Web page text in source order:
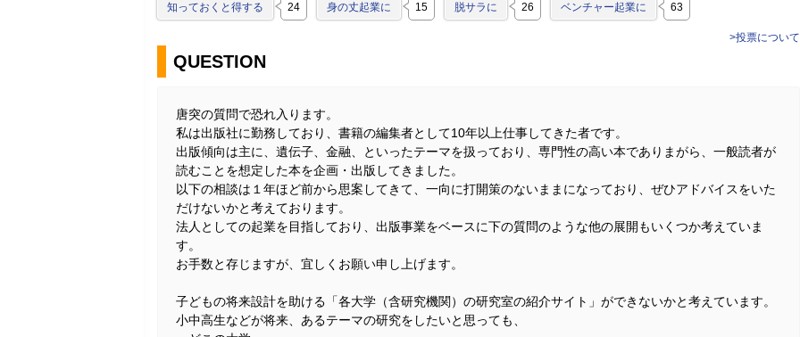
知っておくと得する 24 身の丈起業に 15 脱サラに 26 ベンチャー起業に 63
>投票について
QUESTION
唐突の質問で恐れ入ります。
私は出版社に勤務しており、書籍の編集者として10年以上仕事してきた者です。
出版傾向は主に、遺伝子、金融、といったテーマを扱っており、専門性の高い本でありまがら、一般読者が
読むことを想定した本を企画・出版してきました。
以下の相談は１年ほど前から思案してきて、一向に打開策のないままになっており、ぜひアドバイスをいた
だけないかと考えております。
法人としての起業を目指しており、出版事業をベースに下の質問のような他の展開もいくつか考えていま
す。
お手数と存じますが、宜しくお願い申し上げます。
子どもの将来設計を助ける「各大学（含研究機関）の研究室の紹介サイト」ができないかと考えています。
小中高生などが将来、あるテーマの研究をしたいと思っても、